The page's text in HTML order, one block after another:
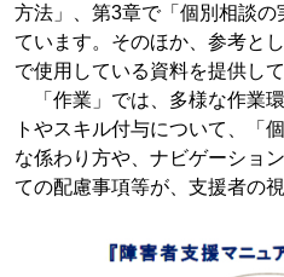
方法」、第3章で「個別相談
ています。そのほか、参考と
で使用している資料を提供して
「作業」では、多様な作業
トやスキル付与について、「
な係わり方や、ナビゲーショ
ての配慮事項等が、支援者の